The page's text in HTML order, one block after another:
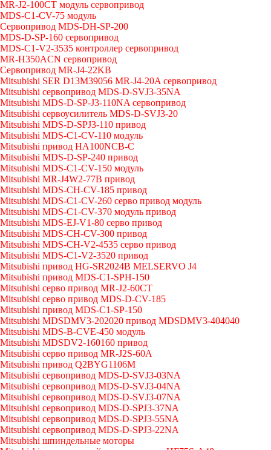
MR-J2-100CT модуль сервопривод
MDS-C1-CV-75 модуль
Сервопривод MDS-DH-SP-200
MDS-D-SP-160 сервопривод
MDS-C1-V2-3535 контроллер сервопривод
MR-H350ACN сервопривод
Сервопривод MR-J4-22KB
Mitsubishi SER D13M39056 MR-J4-20A сервопривод
Mitsubishi сервопривод MDS-D-SVJ3-35NA
Mitsubishi MDS-D-SP-J3-110NA сервопривод
Mitsubishi сервоусилитель MDS-D-SVJ3-20
Mitsubishi MDS-D-SPJ3-110 привод
Mitsubishi MDS-C1-CV-110 модуль
Mitsubishi привод HA100NCB-C
Mitsubishi MDS-D-SP-240 привод
Mitsubishi MDS-C1-CV-150 модуль
Mitsubishi MR-J4W2-77B привод
Mitsubishi MDS-CH-CV-185 привод
Mitsubishi MDS-C1-CV-260 серво привод модуль
Mitsubishi MDS-C1-CV-370 модуль привод
Mitsubishi MDS-EJ-V1-80 серво привод
Mitsubishi MDS-CH-CV-300 привод
Mitsubishi MDS-CH-V2-4535 серво привод
Mitsubishi MDS-C1-V2-3520 привод
Mitsubishi привод HG-SR2024B MELSERVO J4
Mitsubishi привод MDS-C1-SPH-150
Mitsubishi серво привод MR-J2-60CT
Mitsubishi серво привод MDS-D-CV-185
Mitsubishi привод MDS-C1-SP-150
Mitsubishi MDSDMV3-202020 привод MDSDMV3-404040
Mitsubishi MDS-B-CVE-450 модуль
Mitsubishi MDSDV2-160160 привод
Mitsubishi серво привод MR-J2S-60A
Mitsubishi привод Q2BYG1106M
Mitsubishi сервопривод MDS-D-SVJ3-03NA
Mitsubishi сервопривод MDS-D-SVJ3-04NA
Mitsubishi сервопривод MDS-D-SVJ3-07NA
Mitsubishi сервопривод MDS-D-SPJ3-37NA
Mitsubishi сервопривод MDS-D-SPJ3-55NA
Mitsubishi сервопривод MDS-D-SPJ3-22NA
Mitsubishi шпиндельные моторы